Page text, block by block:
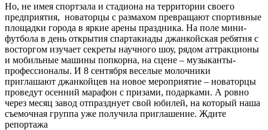
Но, не имея спортзала и стадиона на территории своего
предприятия, новаторцы с размахом превращают спортивные
площадки города в яркие арены праздника. На поле мини-
футбола в день открытия спартакиады джанкойская ребятня с
восторгом изучает секреты научного шоу, рядом аттракционы
и мобильные машины попкорна, на сцене – музыканты-
профессионалы. И 8 сентября веселые молочники
приглашают джанкойцев на новое мероприятие – новаторцы
проведут осенний марафон с призами, подарками. А ровно
через месяц завод отпразднует свой юбилей, на который наша
съемочная группа уже получила приглашение. Ждите
репортажа